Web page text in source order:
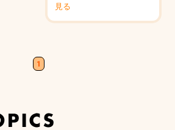
見る
1